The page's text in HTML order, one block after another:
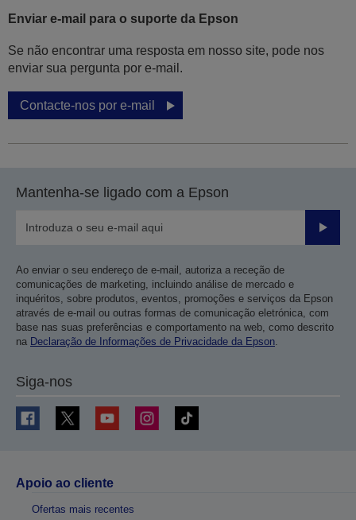
Enviar e-mail para o suporte da Epson
Se não encontrar uma resposta em nosso site, pode nos
enviar sua pergunta por e-mail.
Contacte-nos por e-mail
Mantenha-se ligado com a Epson
Enviar
Ao enviar o seu endereço de e-mail, autoriza a receção de
comunicações de marketing, incluindo análise de mercado e
inquéritos, sobre produtos, eventos, promoções e serviços da Epson
através de e-mail ou outras formas de comunicação eletrónica, com
base nas suas preferências e comportamento na web, como descrito
na Declaração de Informações de Privacidade da Epson.
Siga-nos
Apoio ao cliente
Ofertas mais recentes